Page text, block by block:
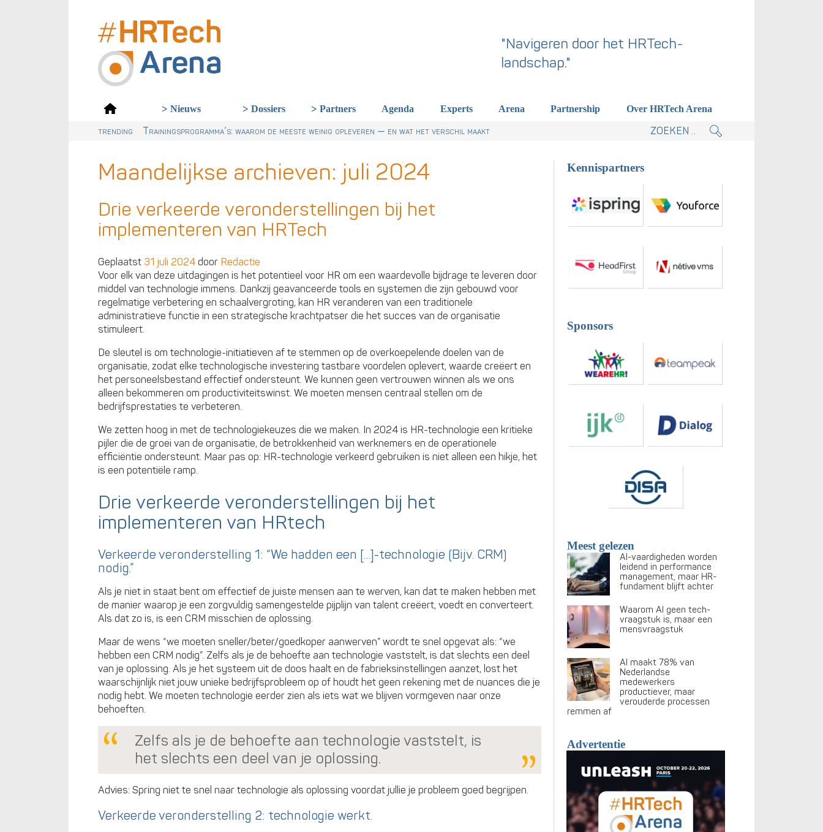
"Navigeren door het HRTech-
landschap."
Nieuws Dossiers Partners Agenda Experts Arena Partnership Over HRTech Arena
trending Digitalisering & AI cruciaal voor Talentstrategie kabinet. Skills-gerichte arbeidsmarkt onderdeel actieplan.
Van dialect naar ABN: waarom Nederland een gemeenschappelijke skillstaal nodig heeft
De Workday AI-rechtszaak: Waarom dit een wake-up call is voor HR in Nederland
Trainingsprogramma’s: waarom de meeste weinig opleveren — en wat het verschil maakt
Maandelijkse archieven: juli 2024
Drie verkeerde veronderstellingen bij het
implementeren van HRTech
Geplaatst 31 juli 2024 door Redactie
Voor elk van deze uitdagingen is het potentieel voor HR om een waardevolle bijdrage te leveren door
middel van technologie immens. Dankzij geavanceerde tools en systemen die zijn gebouwd voor
regelmatige verbetering en schaalvergroting, kan HR veranderen van een traditionele
administratieve functie in een strategische krachtpatser die het succes van de organisatie
stimuleert.
De sleutel is om technologie-initiatieven af te stemmen op de overkoepelende doelen van de
organisatie, zodat elke technologische investering tastbare voordelen oplevert, waarde creëert en
het personeelsbestand effectief ondersteunt. We kunnen geen vertrouwen winnen als we ons
alleen bekommeren om productiviteitswinst. We moeten mensen centraal stellen om de
bedrijfsprestaties te verbeteren.
We zetten hoog in met de technologiekeuzes die we maken. In 2024 is HR-technologie een kritieke
pijler die de groei van de organisatie, de betrokkenheid van werknemers en de operationele
efficiëntie ondersteunt. Maar pas op: HR-technologie verkeerd gebruiken is niet alleen een hikje, het
is een potentiële ramp.
Drie verkeerde veronderstellingen bij het
implementeren van HRtech
Verkeerde veronderstelling 1: “We hadden een […]-technologie (Bijv. CRM)
nodig.”
Als je niet in staat bent om effectief de juiste mensen aan te werven, kan dat te maken hebben met
de manier waarop je een zorgvuldig samengestelde pijplijn van talent creëert, voedt en converteert.
Als dat zo is, is een CRM misschien de oplossing.
Maar de wens “we moeten sneller/beter/goedkoper aanwerven” wordt te snel opgevat als: “we
hebben een CRM nodig”. Zelfs als je de behoefte aan technologie vaststelt, is dat slechts een deel
van je oplossing. Als je het systeem uit de doos haalt en de fabrieksinstellingen aanzet, lost het
waarschijnlijk niet jouw unieke bedrijfsprobleem op of houdt het geen rekening met de nuances die je
nodig hebt. We moeten technologie eerder zien als iets wat we blijven vormgeven naar onze
behoeften.
Zelfs als je de behoefte aan technologie vaststelt, is
het slechts een deel van je oplossing.
Advies: Spring niet te snel naar technologie als oplossing voordat jullie je probleem goed begrijpen.
Verkeerde veronderstelling 2: technologie werkt.
Kennispartners
Sponsors
Meest gelezen
AI-vaardigheden worden
leidend in performance
management, maar HR-
fundament blijft achter
Waarom AI geen tech-
vraagstuk is, maar een
mensvraagstuk
AI maakt 78% van
Nederlandse
medewerkers
productiever, maar
verouderde processen
remmen af
Advertentie